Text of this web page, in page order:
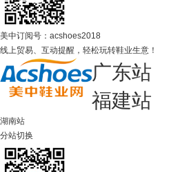
美中订阅号：acshoes2018
线上贸易、互动提醒，轻松玩转鞋业生意！
广东站
福建站
湖南站
分站切换